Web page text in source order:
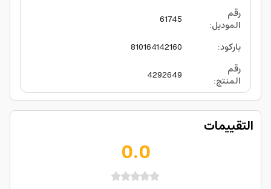
رقم
الموديل:
61745
باركود:
810164142160
رقم
المنتج:
4292649
التقييمات
0.0